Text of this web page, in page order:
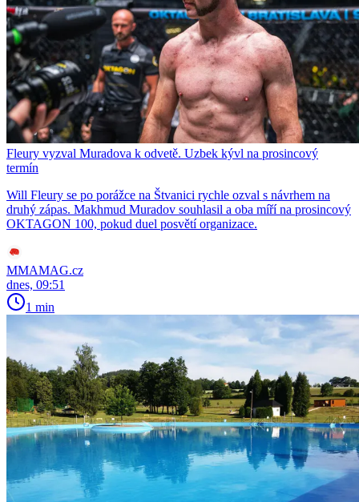
Fleury vyzval Muradova k odvetě. Uzbek kývl na prosincový
termín
Will Fleury se po porážce na Štvanici rychle ozval s návrhem na
druhý zápas. Makhmud Muradov souhlasil a oba míří na prosincový
OKTAGON 100, pokud duel posvětí organizace.
MMAMAG.cz
dnes, 09:51
1 min